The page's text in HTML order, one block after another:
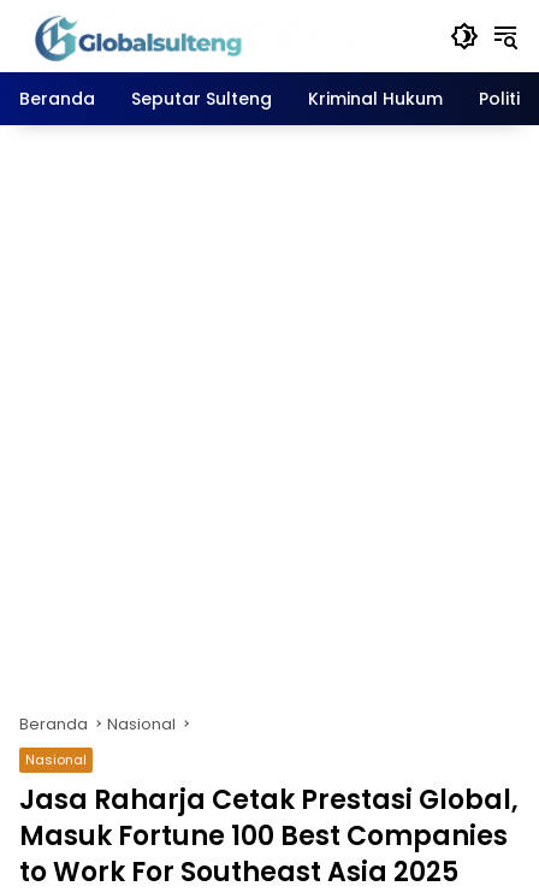
Langsung
konten
Beranda
Seputar Sulteng Kriminal Hukum Politik
Beranda Nasional
Nasional
Jasa Raharja Cetak Prestasi Global,
Masuk Fortune 100 Best Companies
to Work For Southeast Asia 2025